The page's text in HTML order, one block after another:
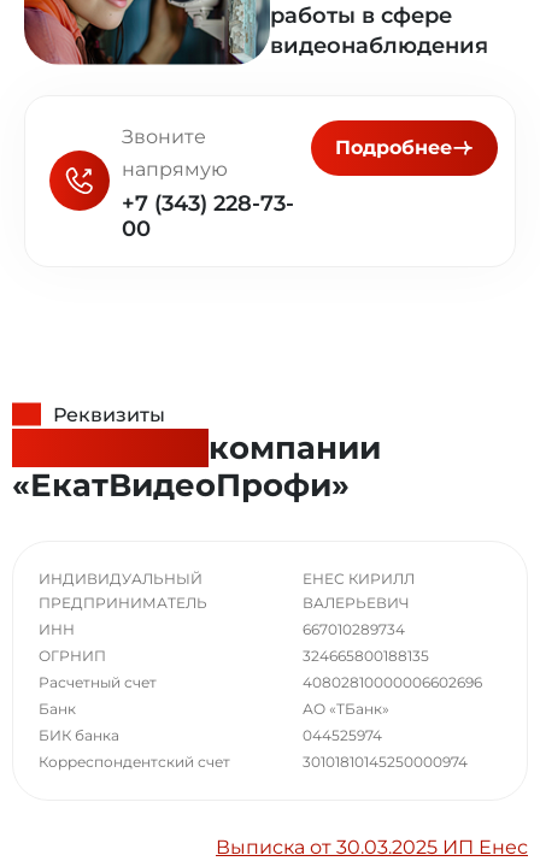
работы в сфере
видеонаблюдения
Звоните
напрямую
+7 (343) 228-73-
00
Подробнее
Реквизиты
компании
«ЕкатВидеоПрофи»
ИНДИВИДУАЛЬНЫЙ
ПРЕДПРИНИМАТЕЛЬ
ЕНЕС КИРИЛЛ
ВАЛЕРЬЕВИЧ
ИНН
667010289734
ОГРНИП
324665800188135
Расчетный счет
40802810000006602696
Банк
АО «ТБанк»
БИК банка
044525974
Корреспондентский счет
30101810145250000974
Выписка от 30.03.2025 ИП Енес